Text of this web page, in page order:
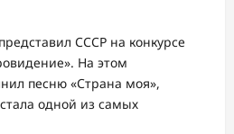
СССР на конкурсе
На этом
песню «Страна моя»,
одной из самых